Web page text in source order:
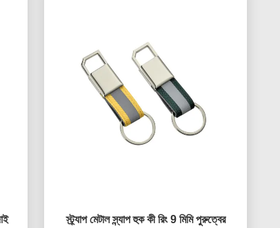
স্ট্র্যাপ মেটাল স্ন্যাপ হুক কী রিং 9 মিমি পুরুত্বের